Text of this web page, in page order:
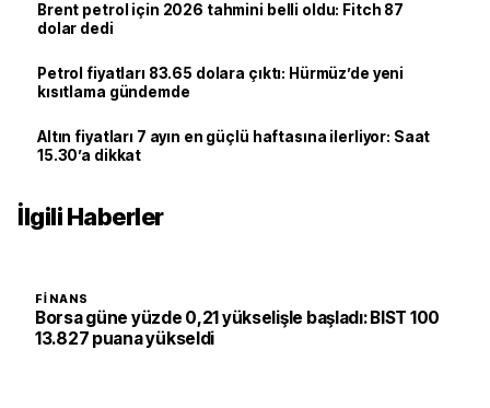
Brent petrol için 2026 tahmini belli oldu: Fitch 87
dolar dedi
Petrol fiyatları 83.65 dolara çıktı: Hürmüz’de yeni
kısıtlama gündemde
Altın fiyatları 7 ayın en güçlü haftasına ilerliyor: Saat
15.30’a dikkat
İlgili Haberler
FINANS
Borsa güne yüzde 0,21 yükselişle başladı: BIST 100
13.827 puana yükseldi